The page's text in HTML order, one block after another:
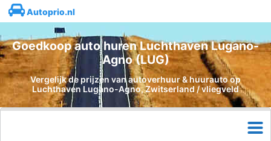
Autoprio.nl
Goedkoop auto huren Luchthaven Lugano-
Agno (LUG)
Vergelijk de prijzen van autoverhuur & huurauto op
Luchthaven Lugano-Agno, Zwitserland / vliegveld